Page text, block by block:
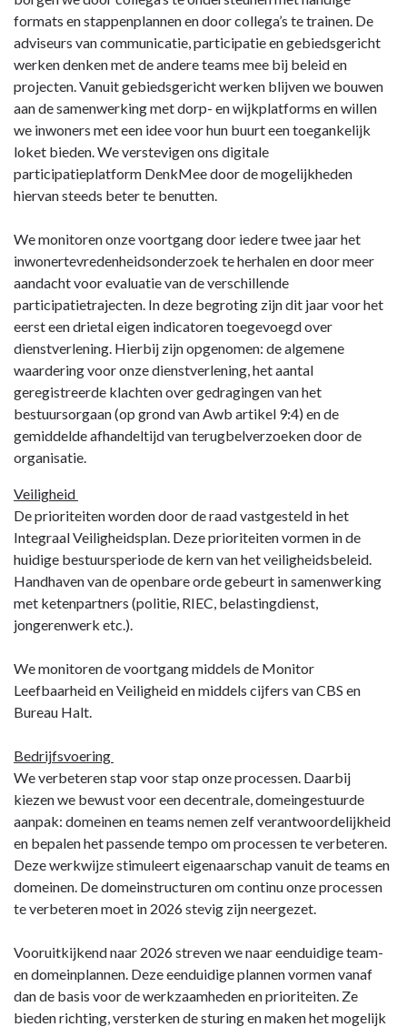
formats en stappenplannen en door collega’s te trainen. De
adviseurs van communicatie, participatie en gebiedsgericht
werken denken met de andere teams mee bij beleid en
projecten. Vanuit gebiedsgericht werken blijven we bouwen
aan de samenwerking met dorp- en wijkplatforms en willen
we inwoners met een idee voor hun buurt een toegankelijk
loket bieden. We verstevigen ons digitale
participatieplatform DenkMee door de mogelijkheden
hiervan steeds beter te benutten.
We monitoren onze voortgang door iedere twee jaar het
inwonertevredenheidsonderzoek te herhalen en door meer
aandacht voor evaluatie van de verschillende
participatietrajecten. In deze begroting zijn dit jaar voor het
eerst een drietal eigen indicatoren toegevoegd over
dienstverlening. Hierbij zijn opgenomen: de algemene
waardering voor onze dienstverlening, het aantal
geregistreerde klachten over gedragingen van het
bestuursorgaan (op grond van Awb artikel 9:4) en de
gemiddelde afhandeltijd van terugbelverzoeken door de
organisatie.
Veiligheid
De prioriteiten worden door de raad vastgesteld in het
Integraal Veiligheidsplan. Deze prioriteiten vormen in de
huidige bestuursperiode de kern van het veiligheidsbeleid.
Handhaven van de openbare orde gebeurt in samenwerking
met ketenpartners (politie, RIEC, belastingdienst,
jongerenwerk etc.).
We monitoren de voortgang middels de Monitor
Leefbaarheid en Veiligheid en middels cijfers van CBS en
Bureau Halt.
Bedrijfsvoering
We verbeteren stap voor stap onze processen. Daarbij
kiezen we bewust voor een decentrale, domeingestuurde
aanpak: domeinen en teams nemen zelf verantwoordelijkheid
en bepalen het passende tempo om processen te verbeteren.
Deze werkwijze stimuleert eigenaarschap vanuit de teams en
domeinen. De domeinstructuren om continu onze processen
te verbeteren moet in 2026 stevig zijn neergezet.
Vooruitkijkend naar 2026 streven we naar eenduidige team-
en domeinplannen. Deze eenduidige plannen vormen vanaf
dan de basis voor de werkzaamheden en prioriteiten. Ze
bieden richting, versterken de sturing en maken het mogelijk